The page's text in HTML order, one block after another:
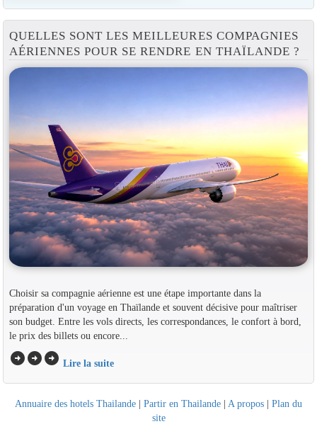
QUELLES SONT LES MEILLEURES COMPAGNIES
AÉRIENNES POUR SE RENDRE EN THAÏLANDE ?
Choisir sa compagnie aérienne est une étape importante dans la
préparation d'un voyage en Thaïlande et souvent décisive pour maîtriser
son budget. Entre les vols directs, les correspondances, le confort à bord,
le prix des billets ou encore...
arrow_circle_rightarrow_circle_rightarrow_circle_right Lire la suite
Annuaire des hotels Thailande | Partir en Thailande | A propos | Plan du
site